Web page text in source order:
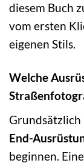
diesem Buch
vom ersten
eigenen Stils.
Welche
End-
beginnen.